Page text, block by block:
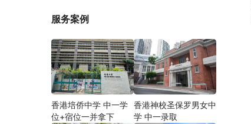
服务案例
香港培侨中学 中一学
位+宿位一并拿下
香港神校圣保罗男女中
学 中一录取